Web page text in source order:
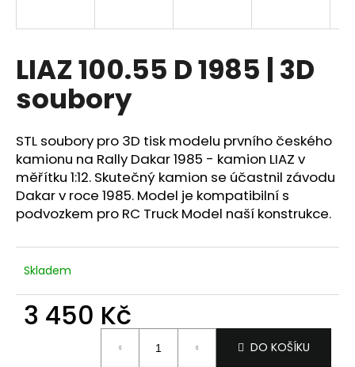
LIAZ 100.55 D 1985 | 3D
soubory
STL soubory pro 3D tisk modelu prvního českého
kamionu na Rally Dakar 1985 - kamion LIAZ v
měřítku 1:12. Skutečný kamion se účastnil závodu
Dakar v roce 1985. Model je kompatibilní s
podvozkem pro RC Truck Model naší konstrukce.
Skladem
3 450 Kč
DO KOŠÍKU
í
t
?
HLEDAT
D
o
o